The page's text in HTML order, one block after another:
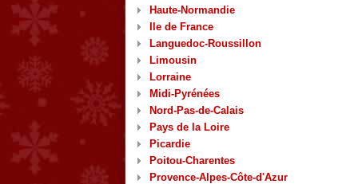
Haute-Normandie
Ile de France
Languedoc-Roussillon
Limousin
Lorraine
Midi-Pyrénées
Nord-Pas-de-Calais
Pays de la Loire
Picardie
Poitou-Charentes
Provence-Alpes-Côte-d'Azur